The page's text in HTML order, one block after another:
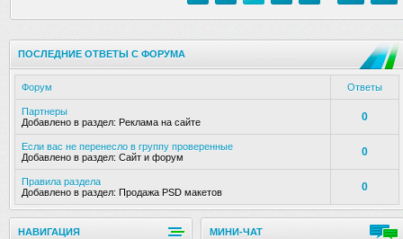
ПОСЛЕДНИЕ ОТВЕТЫ С ФОРУМА
Форум Ответы
Партнеры
Добавлено в раздел: Реклама на сайте 0
Если вас не перенесло в группу проверенные
Добавлено в раздел: Сайт и форум 0
Правила раздела
Добавлено в раздел: Продажа PSD макетов 0
НАВИГАЦИЯ МИНИ-ЧАТ